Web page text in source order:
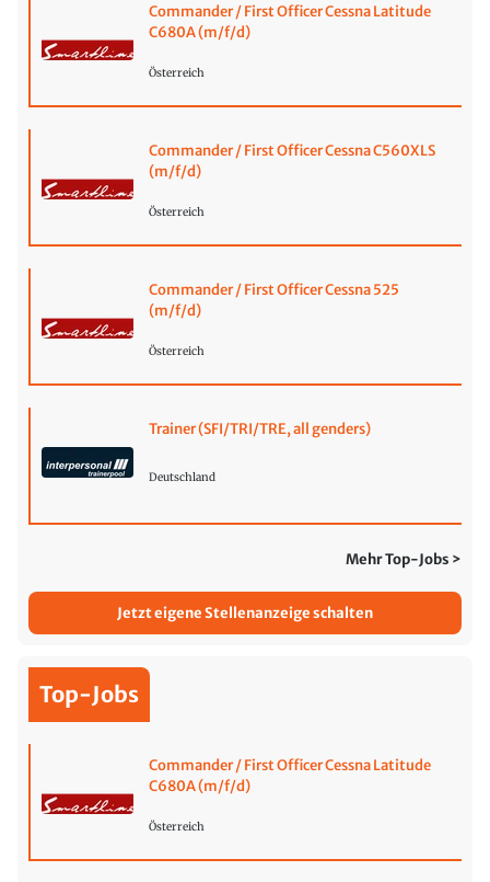
Commander / First Officer Cessna Latitude
C680A (m/f/d)
Österreich
Commander / First Officer Cessna C560XLS
(m/f/d)
Österreich
Commander / First Officer Cessna 525
(m/f/d)
Österreich
Trainer (SFI/TRI/TRE, all genders)
Deutschland
Mehr Top-Jobs >
Jetzt eigene Stellenanzeige schalten
Top-Jobs
Commander / First Officer Cessna Latitude
C680A (m/f/d)
Österreich